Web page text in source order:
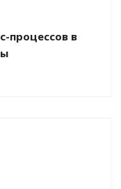
процессов в